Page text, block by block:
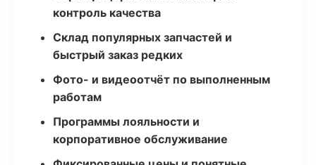
контроль качества
Склад популярных запчастей и
быстрый заказ редких
Фото- и видеоотчёт по выполненным
работам
Программы лояльности и
корпоративное обслуживание